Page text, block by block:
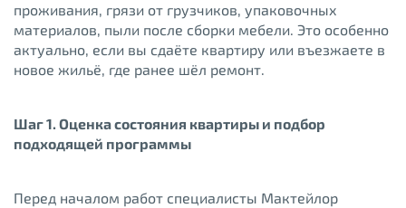
проживания, грязи от грузчиков, упаковочных
материалов, пыли после сборки мебели. Это особенно
актуально, если вы сдаёте квартиру или въезжаете в
новое жильё, где ранее шёл ремонт.
Шаг 1. Оценка состояния квартиры и подбор
подходящей программы
Перед началом работ специалисты Мактейлор